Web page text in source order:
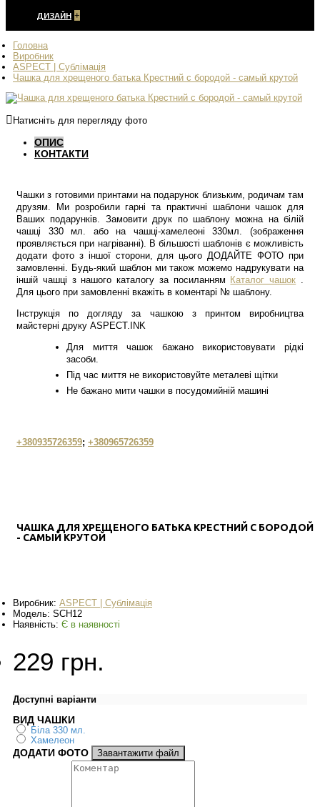
ДИЗАЙН +
Головна
Виробник
ASPECT | Сублімація
Чашка для хрещеного батька Крестний с бородой - самый крутой
Натисніть для перегляду фото
ОПИС
КОНТАКТИ
Чашки з готовими принтами на подарунок близьким, родичам там
друзям. Ми розробили гарні та практичні шаблони чашок для
Ваших подарунків. Замовити друк по шаблону можна на білій
чашці 330 мл. або на чашці-хамелеоні 330мл. (зображення
проявляється при нагріванні). В більшості шаблонів є можливість
додати фото з іншої сторони, для цього ДОДАЙТЕ ФОТО при
замовленні. Будь-який шаблон ми також можемо надрукувати на
іншій чашці з нашого каталогу за посиланням Каталог чашок .
Для цього при замовленні вкажіть в коментарі № шаблону.
Інструкція по догляду за чашкою з принтом виробництва
майстерні друку ASPECT.INK
Для миття чашок бажано використовувати рідкі
засоби.
Під час миття не використовуйте металеві щітки
Не бажано мити чашки в посудомийній машині
+380935726359; +380965726359
ЧАШКА ДЛЯ ХРЕЩЕНОГО БАТЬКА КРЕСТНИЙ С БОРОДОЙ
- САМЫЙ КРУТОЙ
Виробник: ASPECT | Сублімація
Модель: SCH12
Наявність: Є в наявності
229 грн.
Доступні варіанти
ВИД ЧАШКИ
Біла 330 мл.
Хамелеон
ДОДАТИ ФОТО Завантажити файл